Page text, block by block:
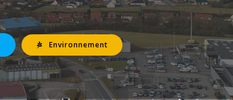
Environnement